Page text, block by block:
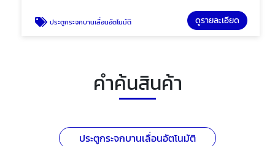
ประตูกระจกบานเลื่อนอัตโนมัติ ดูรายละเอียด
คำค้นสินค้า
ประตูกระจกบานเลื่อนอัตโนมัติ